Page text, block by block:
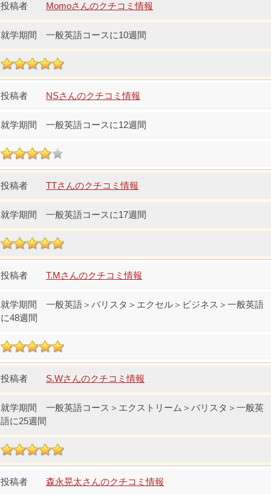
Momoさんのクチコミ情報
一般英語コースに10週間
NSさんのクチコミ情報
一般英語コースに12週間
TTさんのクチコミ情報
一般英語コースに17週間
T.Mさんのクチコミ情報
一般英語＞バリスタ＞エクセル＞ビジネス＞一般英語
に48週間
S.Wさんのクチコミ情報
一般英語コース＞エクストリーム＞バリスタ＞一般英
語に25週間
森永晃太さんのクチコミ情報